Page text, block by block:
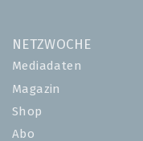
NETZWOCHE
Mediadaten
Magazin
Shop
Abo